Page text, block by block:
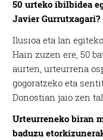
50 urteko ibilbidea
Javier Gurrutxagari?
Ilusioa eta lan
Hain zuzen ere, 50
aurten, urteurrena
gogoratzeko eta
Donostian jaio zen
Urteurreneko biran
baduzu